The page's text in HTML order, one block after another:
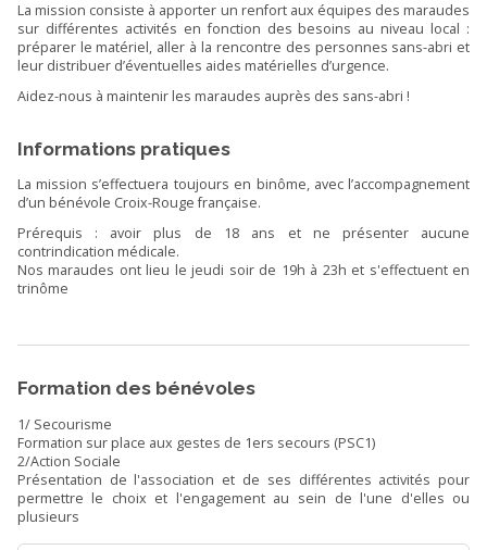
La mission consiste à apporter un renfort aux équipes des maraudes
sur différentes activités en fonction des besoins au niveau local :
préparer le matériel, aller à la rencontre des personnes sans-abri et
leur distribuer d’éventuelles aides matérielles d’urgence.
Aidez-nous à maintenir les maraudes auprès des sans-abri !
Informations pratiques
La mission s’effectuera toujours en binôme, avec l’accompagnement
d’un bénévole Croix-Rouge française.
Prérequis : avoir plus de 18 ans et ne présenter aucune
contrindication médicale.
Nos maraudes ont lieu le jeudi soir de 19h à 23h et s'effectuent en
trinôme
Formation des bénévoles
1/ Secourisme
Formation sur place aux gestes de 1ers secours (PSC1)
2/Action Sociale
Présentation de l'association et de ses différentes activités pour
permettre le choix et l'engagement au sein de l'une d'elles ou
plusieurs